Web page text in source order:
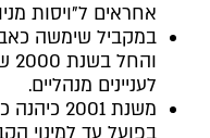
אחראים ל"ויסות
במקביל שימשה כאב
לעניינים מנהליים.
משנת